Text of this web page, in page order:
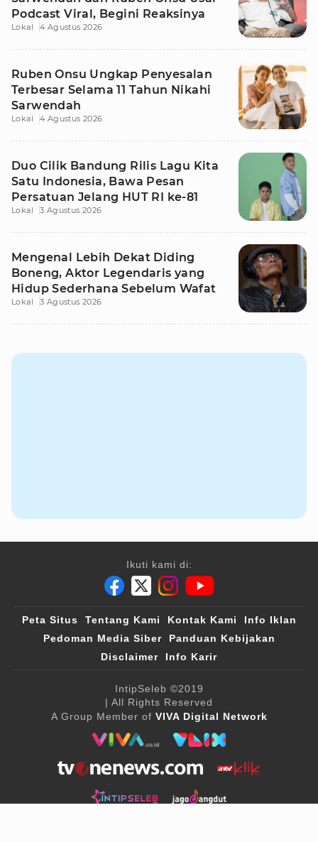
Podcast Viral, Begini Reaksinya
Lokal 4 Agustus 2026
Ruben Onsu Ungkap Penyesalan
Terbesar Selama 11 Tahun Nikahi
Sarwendah
Lokal 4 Agustus 2026
Duo Cilik Bandung Rilis Lagu Kita
Satu Indonesia, Bawa Pesan
Persatuan Jelang HUT RI ke-81
Lokal 3 Agustus 2026
Mengenal Lebih Dekat Diding
Boneng, Aktor Legendaris yang
Hidup Sederhana Sebelum Wafat
Lokal 3 Agustus 2026
Ikuti kami di:
Peta Situs Tentang Kami Kontak Kami
Info Iklan
Pedoman Media Siber
Panduan Kebijakan
Disclaimer
Info Karir
IntipSeleb ©2019
| All Rights Reserved
A Group Member of VIVA Digital Network